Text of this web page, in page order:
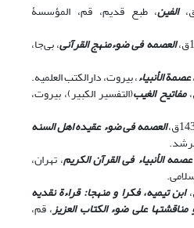
الفین، طبع قدیم، قم، المؤسسۀ
العصمه فی ضوءمنهج القرآنی، بی‌جا،
عصمة الأنبیاء، بیروت، دارالکتب العلمیه.
مفاتیح الغیب(التفسیر الکبیر)، بیروت،
العصمه فی ضوء عقیده اهل السنه
عصمه الأنبیاء فی القرآن الکریم، تهران،
ابن تیمیه، فکرا و منهجا: قراءة نقدیه
مناقشتها علی ضوء الکتاب العزیز، قم،